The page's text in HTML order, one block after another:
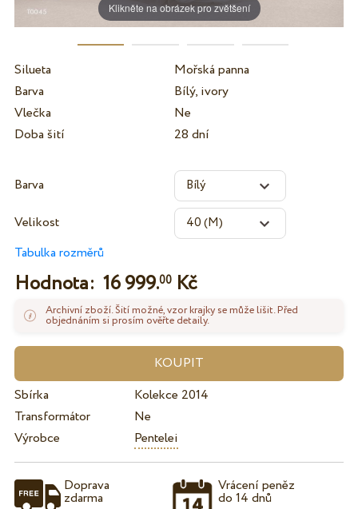
Klikněte na obrázek pro zvětšení
Silueta
Mořská panna
Barva
Bílý, ivory
Vlečka
Ne
Doba šití
28 dní
Barva
Velikost
Tabulka rozměrů
Hodnota: 16 999.00Kč
Archivní zboží. Šití možné, vzor krajky se může lišit. Před
objednáním si prosím ověřte detaily.
Sbírka
Kolekce 2014
Transformátor
Ne
Výrobce
Pentelei
Doprava
zdarma
Vrácení peněz
do 14 dnů